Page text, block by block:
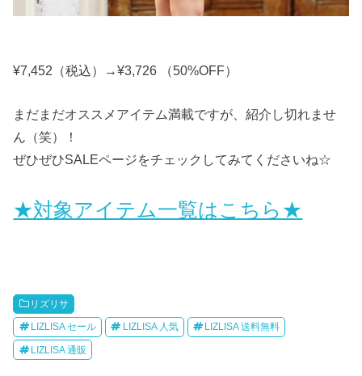
¥7,452（税込）→¥3,726 （50%OFF）
まだまだオススメアイテム満載ですが、紹介し切れませ
ん（笑）！
ぜひぜひSALEページをチェックしてみてくださいね☆
★対象アイテム一覧はこちら★
リズリサ
LIZLISA セール LIZLISA 人気 LIZLISA 送料無料
LIZLISA 通販